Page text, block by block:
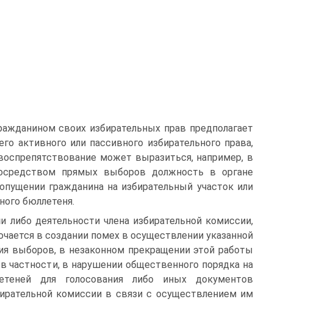
своих избирательных прав предполагает
активного или пассивного избирательного права,
может выразиться, например, в
прямых выборов должность в органе
гражданина на избирательный участок или
бюллетеня.
либо деятельности члена избирательной комиссии,
в создании помех в осуществлении указанной
выборов, в незаконном прекращении этой работы
частности, в нарушении общественного порядка на
для голосования либо иных документов
комиссии в связи с осуществлением им